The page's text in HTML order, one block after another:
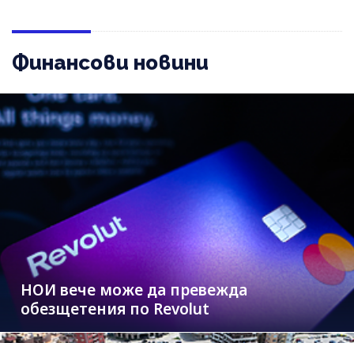
Финансови новини
НОИ вече може да превежда
обезщетения по Revolut